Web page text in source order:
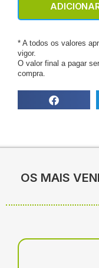
* A todos os valores
vigor.
O valor final a pagar
compra.
OS MAIS